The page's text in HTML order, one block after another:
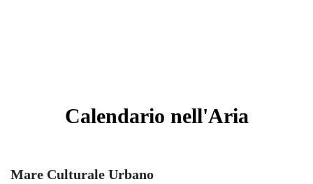
Calendario nell'Aria
Mare Culturale Urbano